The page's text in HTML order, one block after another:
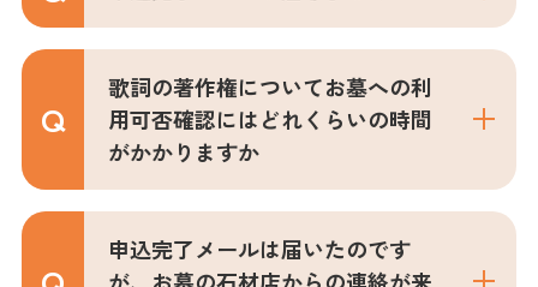
歌詞の著作権についてお墓への利
用可否確認にはどれくらいの時間
がかかりますか
申込完了メールは届いたのです